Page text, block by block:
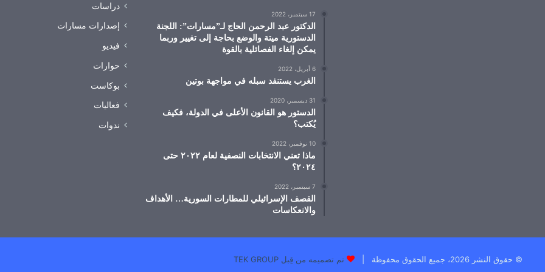
17 سبتمبر، 2022
الدكتور عبد الرحمن الحاج لـ”مسارات”: اللجنة
الدستورية ميتة والوضع بحاجة إلى تغيير وربما
يمكن إلغاء الفصائلية بالقوة
6 أبريل، 2022
الغرب يستنفد سبله في مواجهة بوتين
31 ديسمبر، 2020
الدستور هو القانون الأعلى في الدولة، فكيف
يُكتب؟
10 نوفمبر، 2022
ماذا تعني الانتخابات النصفية لعام ٢٠٢٢ حتى
٢٠٢٤؟
7 سبتمبر، 2022
القصف الإسرائيلي للمطارات السورية… الأهداف
والانعكاسات
دراسات
إصدارات مسارات
فيديو
حوارات
بوكاست
فعاليات
ندوات
© حقوق النشر 2026، جميع الحقوق محفوظة | تم تصميمه من قِبل TEK GROUP